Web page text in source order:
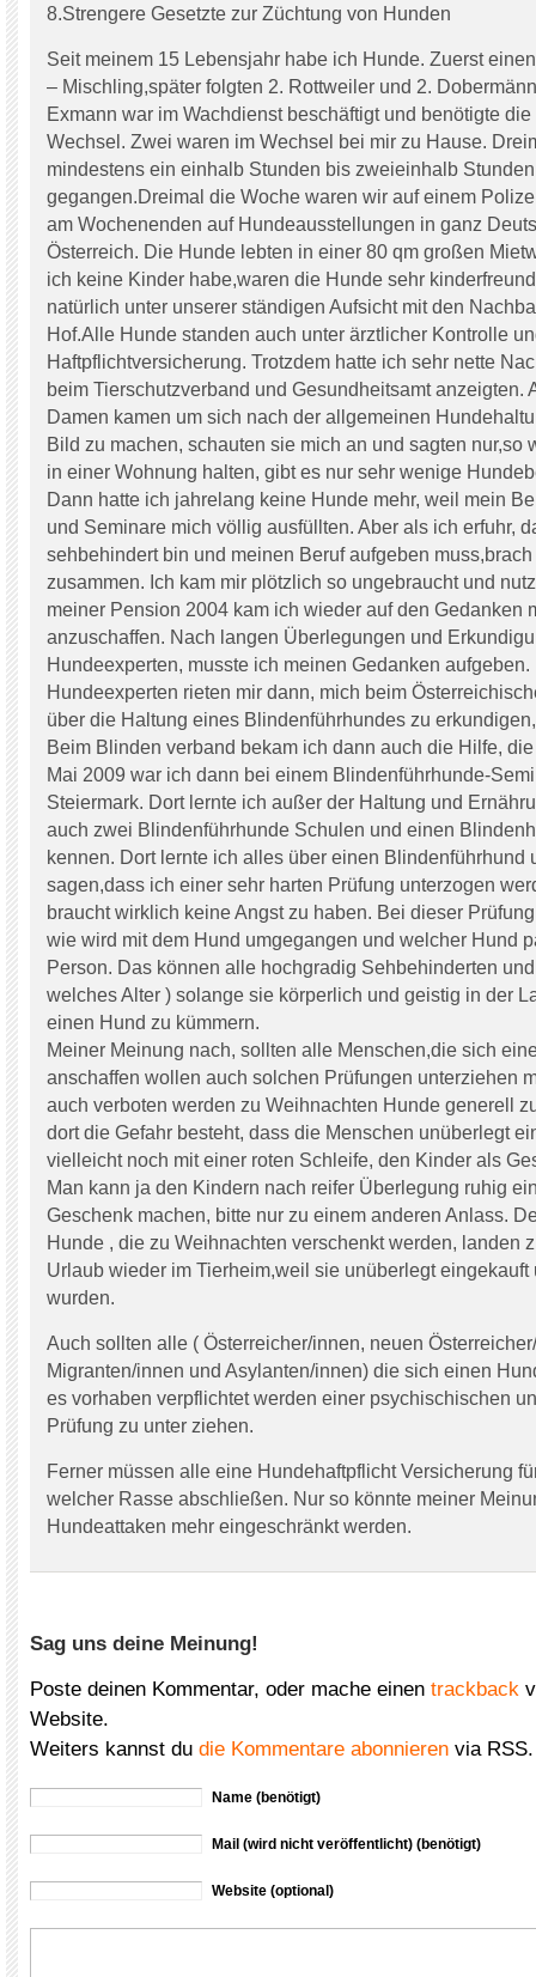
8.Strengere Gesetzte zur Züchtung von Hunden
Seit meinem 15 Lebensjahr habe ich Hunde. Zuerst
– Mischling,später folgten 2. Rottweiler und 2.
Exmann war im Wachdienst beschäftigt und benötigte
Wechsel. Zwei waren im Wechsel bei mir zu Hause.
mindestens ein einhalb Stunden bis zweieinhalb
gegangen.Dreimal die Woche waren wir auf einem
am Wochenenden auf Hundeausstellungen in ganz
Österreich. Die Hunde lebten in einer 80 qm großen
ich keine Kinder habe,waren die Hunde sehr
natürlich unter unserer ständigen Aufsicht mit den
Hof.Alle Hunde standen auch unter ärztlicher Kontrolle
Haftpflichtversicherung. Trotzdem hatte ich sehr nette
beim Tierschutzverband und Gesundheitsamt anzeigten.
Damen kamen um sich nach der allgemeinen
Bild zu machen, schauten sie mich an und sagten nur,so
in einer Wohnung halten, gibt es nur sehr wenige
Dann hatte ich jahrelang keine Hunde mehr, weil mein
und Seminare mich völlig ausfüllten. Aber als ich erfuhr,
sehbehindert bin und meinen Beruf aufgeben
zusammen. Ich kam mir plötzlich so ungebraucht und
meiner Pension 2004 kam ich wieder auf den Gedanken
anzuschaffen. Nach langen Überlegungen und
Hundeexperten, musste ich meinen Gedanken aufgeben.
Hundeexperten rieten mir dann, mich beim
über die Haltung eines Blindenführhundes zu
Beim Blinden verband bekam ich dann auch die Hilfe,
Mai 2009 war ich dann bei einem Blindenführhunde-
Steiermark. Dort lernte ich außer der Haltung und
auch zwei Blindenführhunde Schulen und einen
kennen. Dort lernte ich alles über einen Blindenführhund
sagen,dass ich einer sehr harten Prüfung unterzogen
braucht wirklich keine Angst zu haben. Bei dieser
wie wird mit dem Hund umgegangen und welcher Hund
Person. Das können alle hochgradig Sehbehinderten
welches Alter ) solange sie körperlich und geistig in der
einen Hund zu kümmern.
Meiner Meinung nach, sollten alle Menschen,die sich
anschaffen wollen auch solchen Prüfungen unterziehen
auch verboten werden zu Weihnachten Hunde generell
dort die Gefahr besteht, dass die Menschen unüberlegt
vielleicht noch mit einer roten Schleife, den Kinder als
Man kann ja den Kindern nach reifer Überlegung ruhig
Geschenk machen, bitte nur zu einem anderen Anlass.
Hunde , die zu Weihnachten verschenkt werden, landen
Urlaub wieder im Tierheim,weil sie unüberlegt eingekauft
wurden.
Auch sollten alle ( Österreicher/innen, neuen
Migranten/innen und Asylanten/innen) die sich einen
es vorhaben verpflichtet werden einer psychischischen
Prüfung zu unter ziehen.
Ferner müssen alle eine Hundehaftpflicht Versicherung
welcher Rasse abschließen. Nur so könnte meiner
Hundeattaken mehr eingeschränkt werden.
Sag uns deine Meinung!
Poste deinen Kommentar, oder mache einen trackback
Website.
Weiters kannst du die Kommentare abonnieren via RSS.
Name (benötigt)
Mail (wird nicht veröffentlicht) (benötigt)
Website (optional)